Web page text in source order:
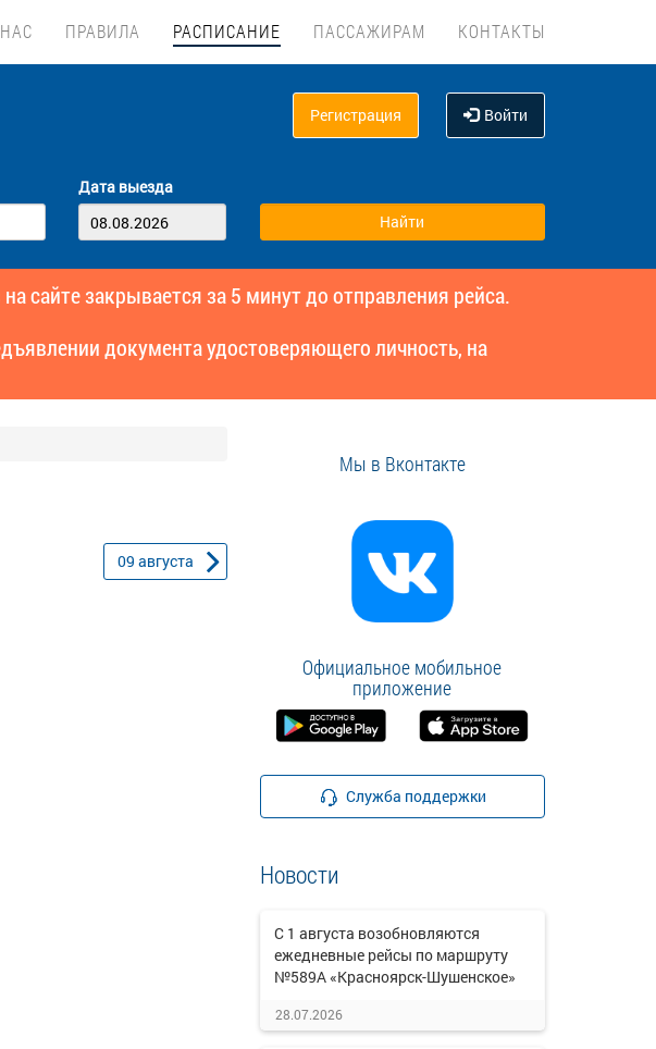
ПРАВИЛА РАСПИСАНИЕ ПАССАЖИРАМ КОНТАКТЫ
Регистрация Войти
Дата выезда
сайте закрывается за 5 минут до отправления рейса.
документа удостоверяющего личность, на
09 августа
Мы в Вконтакте
Официальное мобильное
приложение
Служба поддержки
Новости
С 1 августа возобновляются
ежедневные рейсы по маршруту
№589А «Красноярск-Шушенское»
28.07.2026